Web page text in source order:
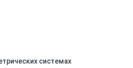
системах